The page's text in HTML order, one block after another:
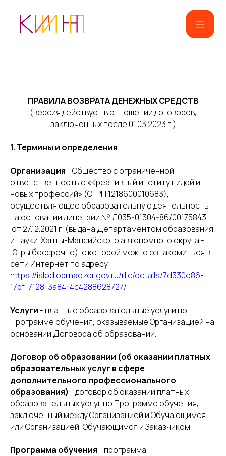
ПРАВИЛА ВОЗВРАТА ДЕНЕЖНЫХ СРЕДСТВ
(версия действует в отношении договоров,
заключённых после 01.03.2023 г.)
1. Термины и определения
Организация - Общество с ограниченной
ответственностью «Креативный институт идей и
новых профессий» (ОГРН 1218600010683),
осуществляющее образовательную деятельность
на основании лицензии № Л035-01304-86/00175843
от 27.12.2021 г. (выдана Департаментом образования
и науки Ханты-Мансийского автономного округа -
Югры бессрочно), с которой можно ознакомиться в
сети Интернет по адресу:
https://islod.obrnadzor.gov.ru/rlic/details/7d330d86-
17bf-7128-3a84-4c4288628727/
Услуги - платные образовательные услуги по
Программе обучения, оказываемые Организацией на
основании Договора об образовании.
Договор об образовании (об оказании платных
образовательных услуг в сфере
дополнительного профессионального
образования) - договор об оказании платных
образовательных услуг по Программе обучения,
заключённый между Организацией и Обучающимся
или Организацией, Обучающимся и Заказчиком.
Программа обучения - программа